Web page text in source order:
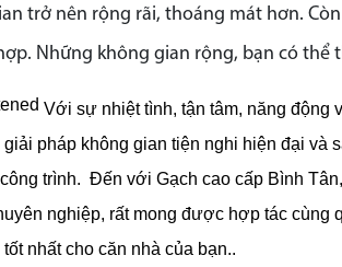
trở nên rộng rãi, thoáng mát hơn.
Những không gian rộng, bạn có thể
Với sự nhiệt tình, tận tâm, năng động
giải pháp không gian tiện nghi hiện đại
trình. Đến với Gạch cao cấp Bình
nghiệp, rất mong được hợp tác
nhất cho căn nhà của bạn..